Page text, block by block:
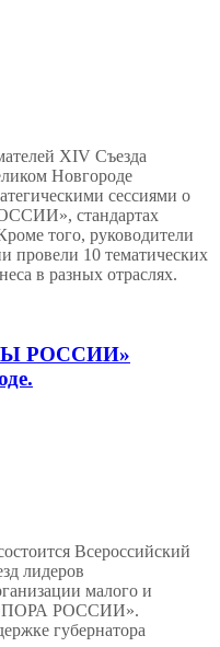
ХIV Съезда
Новгороде
сессиями о
стандартах
того, руководители
провели 10 тематических
в разных отраслях.
РОССИИ»
Всероссийский
лидеров
малого и
РОССИИ».
губернатора